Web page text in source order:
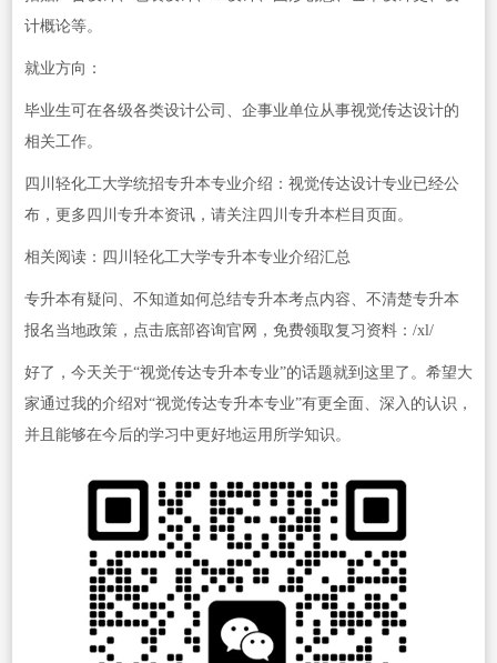
计概论等。
就业方向：
毕业生可在各级各类设计公司、企事业单位从事视觉传达设计的
相关工作。
四川轻化工大学统招专升本专业介绍：视觉传达设计专业已经公
布，更多四川专升本资讯，请关注四川专升本栏目页面。
相关阅读：四川轻化工大学专升本专业介绍汇总
专升本有疑问、不知道如何总结专升本考点内容、不清楚专升本
报名当地政策，点击底部咨询官网，免费领取复习资料：/xl/
好了，今天关于“视觉传达专升本专业”的话题就到这里了。希望大
家通过我的介绍对“视觉传达专升本专业”有更全面、深入的认识，
并且能够在今后的学习中更好地运用所学知识。